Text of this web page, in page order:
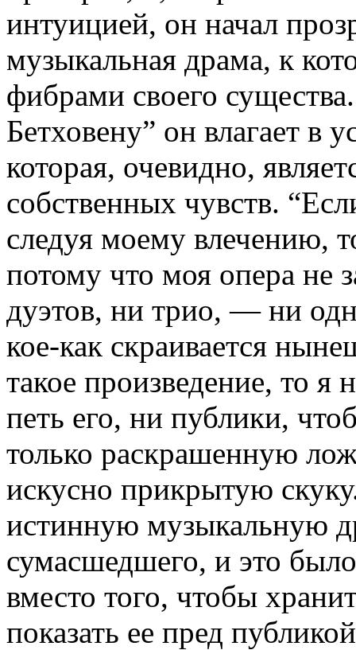
интуицией, он начал
музыкальная драма, к
фибрами своего
Бетховену” он влагает в
которая, очевидно,
собственных чувств.
следуя моему влечению,
потому что моя опера не
дуэтов, ни трио, — ни
кое-как скраивается
такое произведение, то
петь его, ни публики,
только раскрашенную
искусно прикрытую
истинную музыкальную
сумасшедшего, и это
вместо того, чтобы
показать ее пред